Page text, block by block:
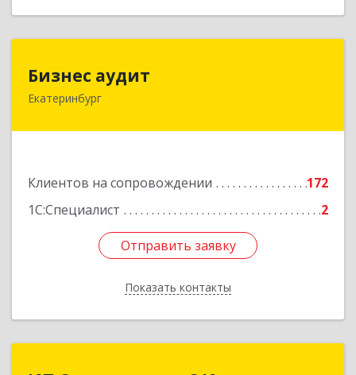
Бизнес аудит
Екатеринбург
Клиентов на сопровождении
172
1С:Специалист
2
Отправить заявку
Показать контакты
620062, Свердловская обл, Екатеринбург г,
Отправить заявку
Назад